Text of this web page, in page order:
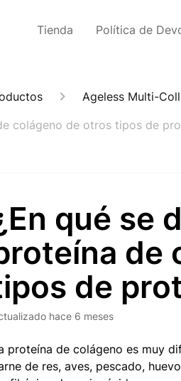
Tienda Política de
Ageless Multi-
colágeno de otros tipos de
qué se
de
de
hace 6 meses
proteína de colágeno es muy
de res, aves, pescado,